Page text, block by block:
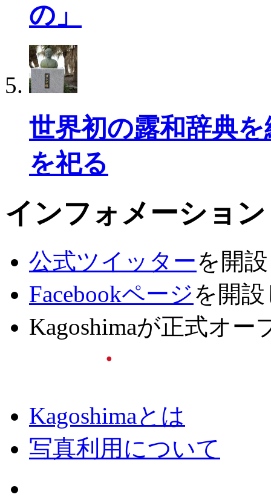
の」
世界初の露和辞典
を祀る
インフォメーション
公式ツイッターを開
Facebookページを開
Kagoshimaが正式オー
Kagoshimaとは
写真利用について